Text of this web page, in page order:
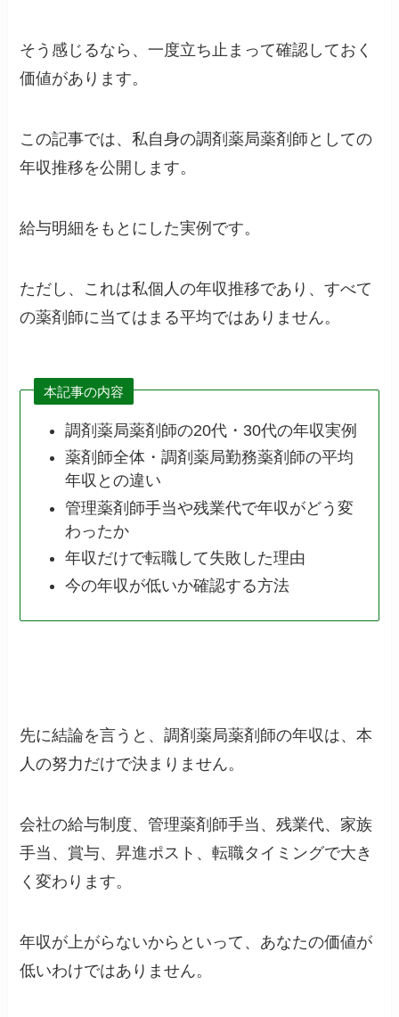
そう感じるなら、一度立ち止まって確認しておく
価値があります。
この記事では、私自身の調剤薬局薬剤師としての
年収推移を公開します。
給与明細をもとにした実例です。
ただし、これは私個人の年収推移であり、すべて
の薬剤師に当てはまる平均ではありません。
本記事の内容
調剤薬局薬剤師の20代・30代の年収実例
薬剤師全体・調剤薬局勤務薬剤師の平均
年収との違い
管理薬剤師手当や残業代で年収がどう変
わったか
年収だけで転職して失敗した理由
今の年収が低いか確認する方法
先に結論を言うと、調剤薬局薬剤師の年収は、本
人の努力だけで決まりません。
会社の給与制度、管理薬剤師手当、残業代、家族
手当、賞与、昇進ポスト、転職タイミングで大き
く変わります。
年収が上がらないからといって、あなたの価値が
低いわけではありません。